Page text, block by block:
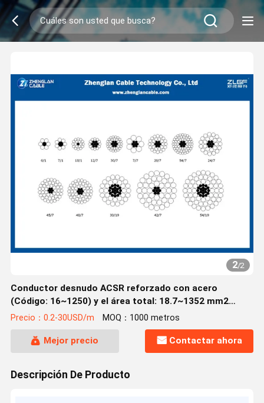
2/2
Conductor desnudo ACSR reforzado con acero
(Código: 16~1250) y el área total: 18.7~1352 mm2
(AAAC, AAC, ACSR)
Precio：0.2-30USD/m MOQ：1000 metros
Mejor precio Contactar ahora
Descripción De Producto